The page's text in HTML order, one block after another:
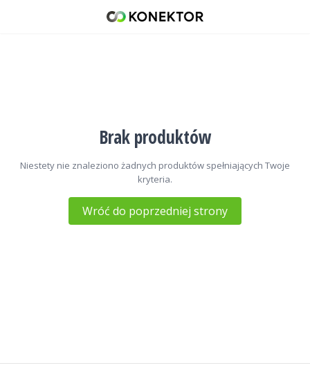
Brak produktów
Niestety nie znaleziono żadnych produktów spełniających Twoje
kryteria.
Wróć do poprzedniej strony